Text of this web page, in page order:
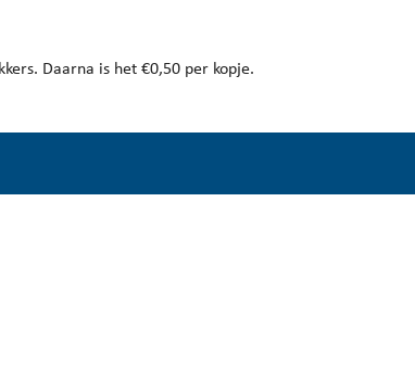
Daarna is het €0,50 per kopje.